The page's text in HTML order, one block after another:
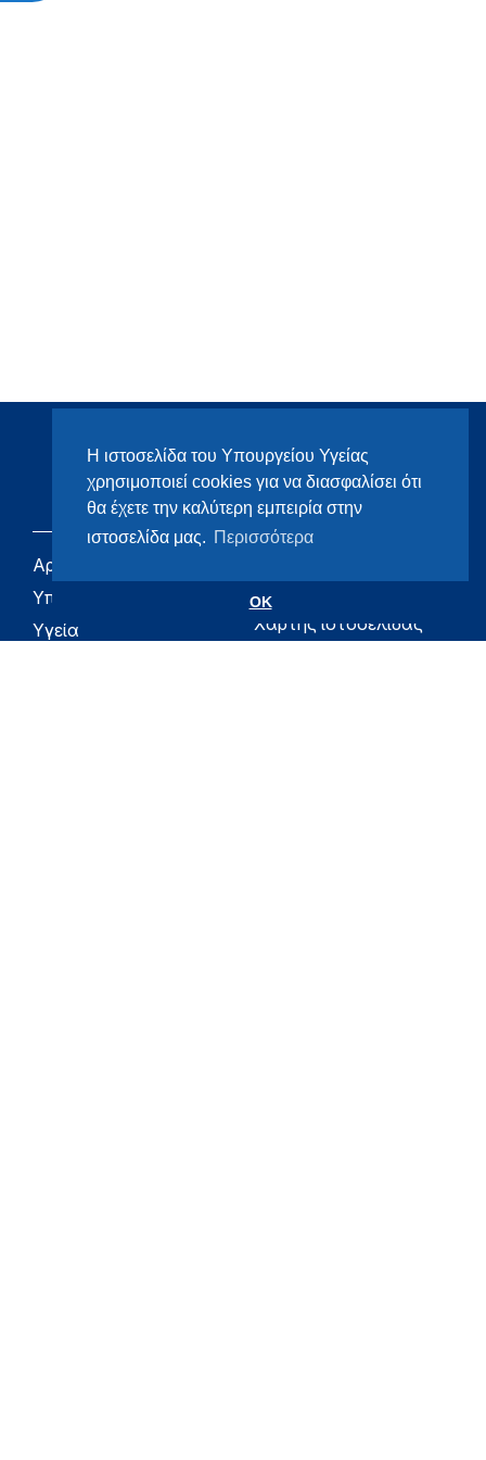
Η ιστοσελίδα του Υπουργείου Υγείας
χρησιμοποιεί cookies για να διασφαλίσει ότι
θα έχετε την καλύτερη εμπειρία στην
ιστοσελίδα μας. Περισσότερα
OK
Αρχική
Υπουργείο
Υγεία
Υγεία
Χάρτης ιστοσελίδας